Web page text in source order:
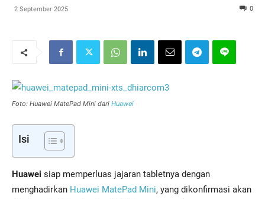
2 September 2025 0
Foto: Huawei MatePad Mini dari Huawei
Isi
Huawei siap memperluas jajaran tabletnya dengan
menghadirkan Huawei MatePad Mini, yang dikonfirmasi akan